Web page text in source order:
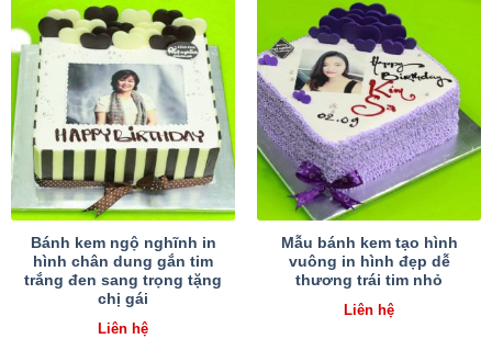
Bánh kem ngộ nghĩnh in
hình chân dung gắn tim
trắng đen sang trọng tặng
chị gái
Liên hệ
Mẫu bánh kem tạo hình
vuông in hình đẹp dễ
thương trái tim nhỏ
Liên hệ